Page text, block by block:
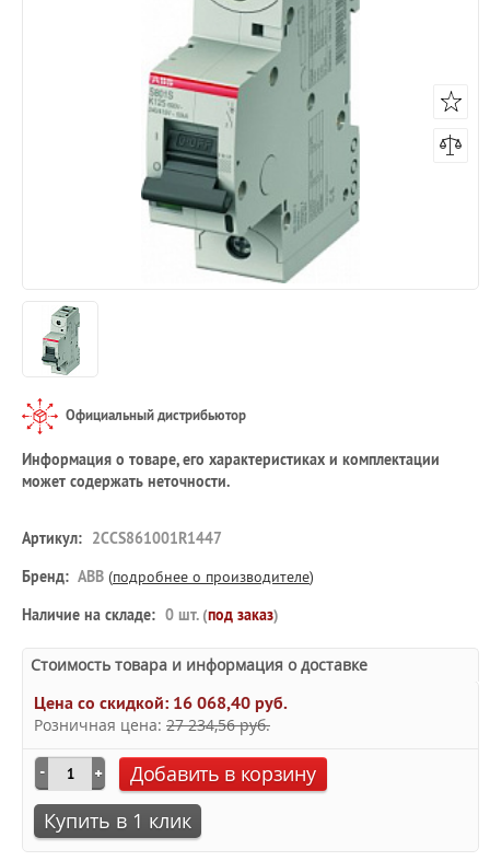
Официальный дистрибьютор
Информация о товаре, его характеристиках и комплектации
может содержать неточности.
Артикул: 2CCS861001R1447
Бренд: ABB (подробнее о производителе)
Наличие на складе: 0 шт. (под заказ)
Стоимость товара и информация о доставке
Цена со скидкой: 16 068,40 руб.
Розничная цена: 27 234,56 руб.
Добавить в корзину
Купить в 1 клик